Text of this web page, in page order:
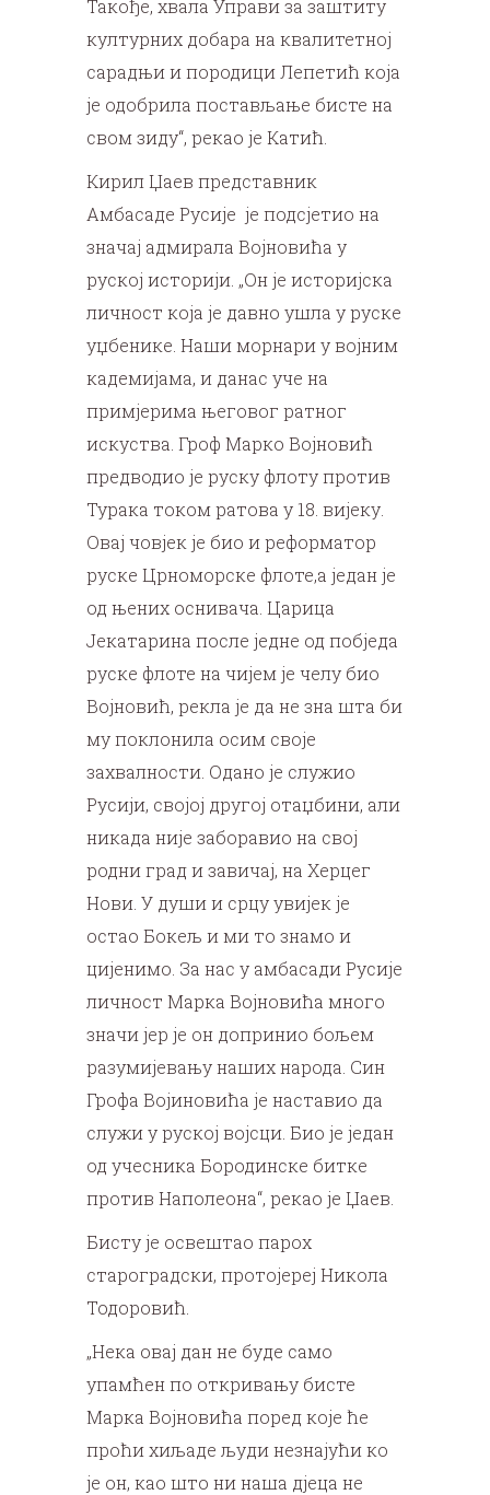
Такође, хвала Управи за заштиту
културних добара на квалитетној
сарадњи и породици Лепетић која
је одобрила постављање бисте на
свом зиду“, рекао је Катић.
Кирил Џаев представник
Амбасаде Русије је подсјетио на
значај адмирала Војновића у
руској историји. „Он је историјска
личност која је давно ушла у руске
уџбенике. Наши морнари у војним
кадемијама, и данас уче на
примјерима његовог ратног
искуства. Гроф Марко Војновић
предводио је руску флоту против
Турака током ратова у 18. вијеку.
Овај човјек је био и реформатор
руске Црноморске флоте,а један је
од њених оснивача. Царица
Јекатарина после једне од побједа
руске флоте на чијем је челу био
Војновић, рекла је да не зна шта би
му поклонила осим своје
захвалности. Одано је служио
Русији, својој другој отаџбини, али
никада није заборавио на свој
родни град и завичај, на Херцег
Нови. У души и срцу увијек је
остао Бокељ и ми то знамо и
цијенимо. За нас у амбасади Русије
личност Марка Војновића много
значи јер је он допринио бољем
разумијевању наших народа. Син
Грофа Војиновића је наставио да
служи у руској војсци. Био је један
од учесника Бородинске битке
против Наполеона“, рекао је Џаев.
Бисту је освештао парох
староградски, протојереј Никола
Тодоровић.
„Нека овај дан не буде само
упамћен по откривању бисте
Марка Војновића поред које ће
проћи хиљаде људи незнајући ко
је он, као што ни наша дјеца не